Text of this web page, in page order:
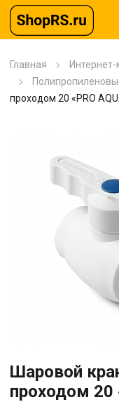
Главная
проходом 20 «PRO
Шаровой
проходом 20